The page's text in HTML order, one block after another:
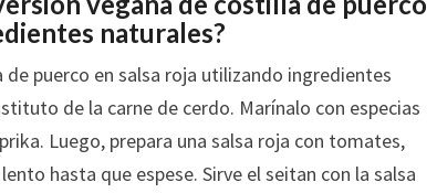
naturales?
puerco en salsa roja utilizando ingredientes
de la carne de cerdo. Marínalo con especias
Luego, prepara una salsa roja con tomates,
hasta que espese. Sirve el seitan con la salsa